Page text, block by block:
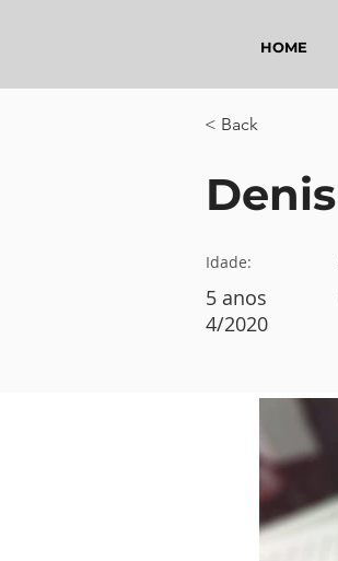
HOME
< Back
Denis
Idade:
5 anos
4/2020